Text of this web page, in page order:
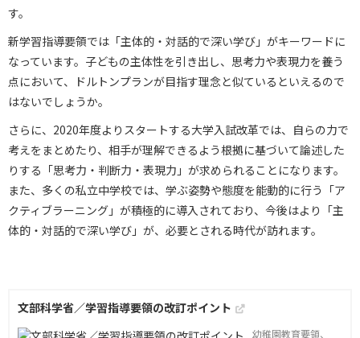
す。
新学習指導要領では「主体的・対話的で深い学び」がキーワードに
なっています。子どもの主体性を引き出し、思考力や表現力を養う
点において、ドルトンプランが目指す理念と似ているといえるので
はないでしょうか。
さらに、2020年度よりスタートする大学入試改革では、自らの力で
考えをまとめたり、相手が理解できるよう根拠に基づいて論述した
りする「思考力・判断力・表現力」が求められることになります。
また、多くの私立中学校では、学ぶ姿勢や態度を能動的に行う「ア
クティブラーニング」が積極的に導入されており、今後はより「主
体的・対話的で深い学び」が、必要とされる時代が訪れます。
文部科学省／学習指導要領の改訂ポイント
幼稚園教育要領、